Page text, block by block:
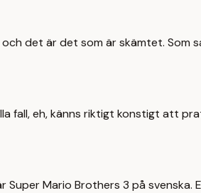
det är det som är skämtet. Som
fall, eh, känns riktigt konstigt att
Mario Brothers 3 på svenska.